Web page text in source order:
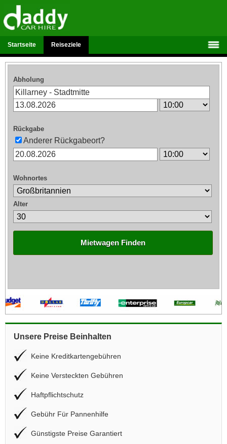
Startseite Reiseziele
Abholung
Rückgabe
Anderer Rückgabeort?
Wohnortes
Alter
Mietwagen Finden
Unsere Preise Beinhalten
Keine Kreditkartengebühren
Keine Versteckten Gebühren
Haftpflichtschutz
Gebühr Für Pannenhilfe
Günstigste Preise Garantiert